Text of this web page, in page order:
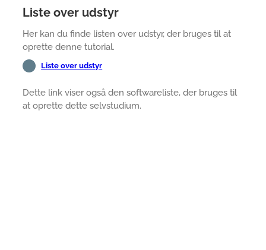
Liste over udstyr
Her kan du finde listen over udstyr, der bruges til at
oprette denne tutorial.
Liste over udstyr
Dette link viser også den softwareliste, der bruges til
at oprette dette selvstudium.